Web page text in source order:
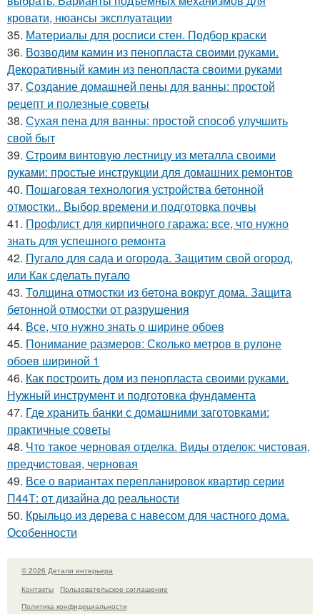
кровати, нюансы эксплуатации
35. Материалы для росписи стен. Подбор краски
36. Возводим камин из пенопласта своими руками.
Декоративный камин из пенопласта своими руками
37. Создание домашней пены для ванны: простой
рецепт и полезные советы
38. Сухая пена для ванны: простой способ улучшить
свой быт
39. Строим винтовую лестницу из металла своими
руками: простые инструкции для домашних ремонтов
40. Пошаговая технология устройства бетонной
отмостки.. Выбор времени и подготовка почвы
41. Профлист для кирпичного гаража: все, что нужно
знать для успешного ремонта
42. Пугало для сада и огорода. Защитим свой огород,
или Как сделать пугало
43. Толщина отмостки из бетона вокруг дома. Защита
бетонной отмостки от разрушения
44. Все, что нужно знать о ширине обоев
45. Понимание размеров: Сколько метров в рулоне
обоев шириной 1
46. Как построить дом из пенопласта своими руками.
Нужный инструмент и подготовка фундамента
47. Где хранить банки с домашними заготовками:
практичные советы
48. Что такое черновая отделка. Виды отделок: чистовая,
предчистовая, черновая
49. Все о вариантах перепланировок квартир серии
П44Т: от дизайна до реальности
50. Крыльцо из дерева с навесом для частного дома.
Особенности
© 2026 Детали интерьера
Контакты
Пользовательское соглашение
Политика конфидециальности